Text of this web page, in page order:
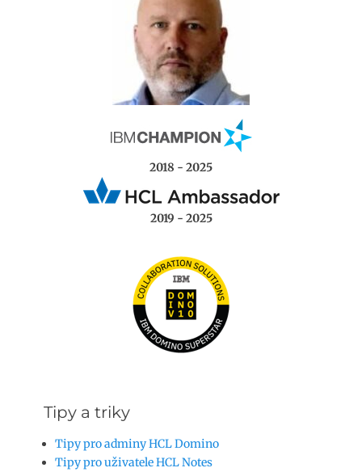
2018 - 2025
2019 - 2025
Tipy a triky
Tipy pro adminy HCL Domino
Tipy pro uživatele HCL Notes